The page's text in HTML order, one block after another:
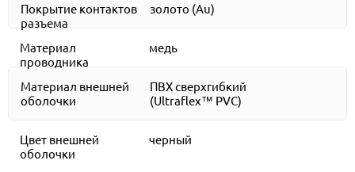
Покрытие контактов
разъема
золото (Au)
Материал
проводника
медь
Материал внешней
оболочки
ПВХ сверхгибкий
(Ultraflex™ PVC)
Цвет внешней
оболочки
черный